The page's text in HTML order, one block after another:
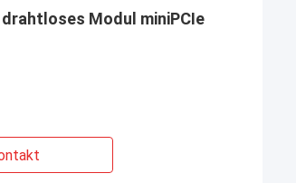
drahtloses Modul miniPCIe